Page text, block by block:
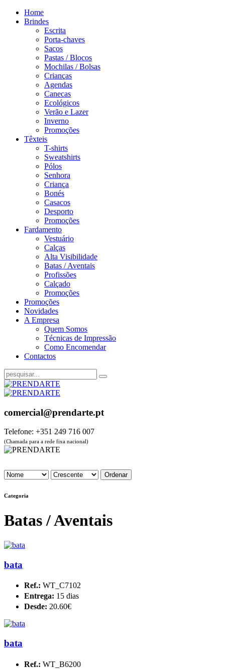
Home
Brindes
Escrita
Porta-chaves
Sacos
Pastas / Blocos
Mochilas / Bolsas
Crianças
Agendas
Canecas
Ecológicos
Verão e Lazer
Inverno
Promoções
Têxteis
T-shirts
Sweatshirts
Pólos
Senhora
Criança
Bonés
Casacos
Desporto
Promoções
Fardamento
Vestuário
Calças
Alta Visibilidade
Batas / Aventais
Profissões
Calçado
Promoções
Promoções
Novidades
A Empresa
Quem Somos
Técnicas de Impressão
Como Encomendar
Contactos
comercial@prendarte.pt
Telefone: +351 249 716 007
(Chamada para a rede fixa nacional)
Categoria
Batas / Aventais
bata
Ref.: WT_C7102
Entrega: 15 dias
Desde: 20.60€
bata
Ref.: WT_B6200